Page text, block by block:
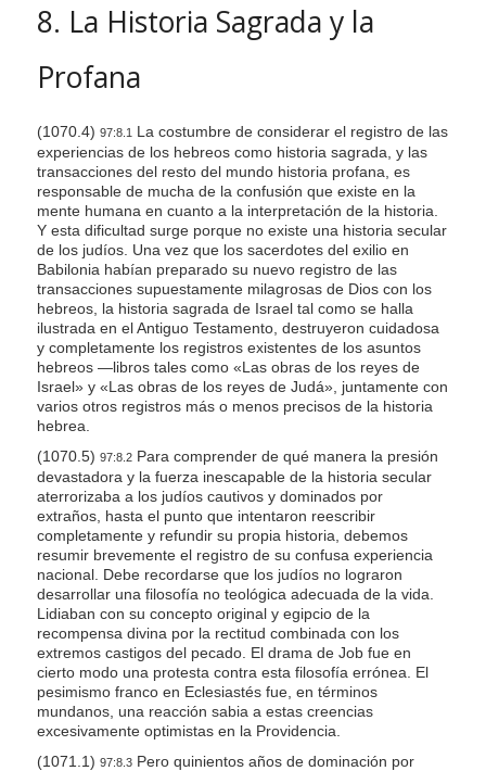
8. La Historia Sagrada y la
Profana
(1070.4) 97:8.1 La costumbre de considerar el registro de las
experiencias de los hebreos como historia sagrada, y las
transacciones del resto del mundo historia profana, es
responsable de mucha de la confusión que existe en la
mente humana en cuanto a la interpretación de la historia.
Y esta dificultad surge porque no existe una historia secular
de los judíos. Una vez que los sacerdotes del exilio en
Babilonia habían preparado su nuevo registro de las
transacciones supuestamente milagrosas de Dios con los
hebreos, la historia sagrada de Israel tal como se halla
ilustrada en el Antiguo Testamento, destruyeron cuidadosa
y completamente los registros existentes de los asuntos
hebreos —libros tales como «Las obras de los reyes de
Israel» y «Las obras de los reyes de Judá», juntamente con
varios otros registros más o menos precisos de la historia
hebrea.
(1070.5) 97:8.2Para comprender de qué manera la presión
devastadora y la fuerza inescapable de la historia secular
aterrorizaba a los judíos cautivos y dominados por
extraños, hasta el punto que intentaron reescribir
completamente y refundir su propia historia, debemos
resumir brevemente el registro de su confusa experiencia
nacional. Debe recordarse que los judíos no lograron
desarrollar una filosofía no teológica adecuada de la vida.
Lidiaban con su concepto original y egipcio de la
recompensa divina por la rectitud combinada con los
extremos castigos del pecado. El drama de Job fue en
cierto modo una protesta contra esta filosofía errónea. El
pesimismo franco en Eclesiastés fue, en términos
mundanos, una reacción sabia a estas creencias
excesivamente optimistas en la Providencia.
(1071.1) 97:8.3Pero quinientos años de dominación por